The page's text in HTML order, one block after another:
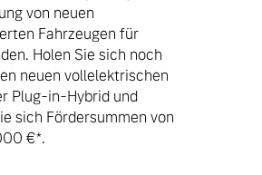
von neuen
Fahrzeugen für
Holen Sie sich noch
neuen vollelektrischen
Plug-in-Hybrid und
sich Fördersummen von
€⁠*.